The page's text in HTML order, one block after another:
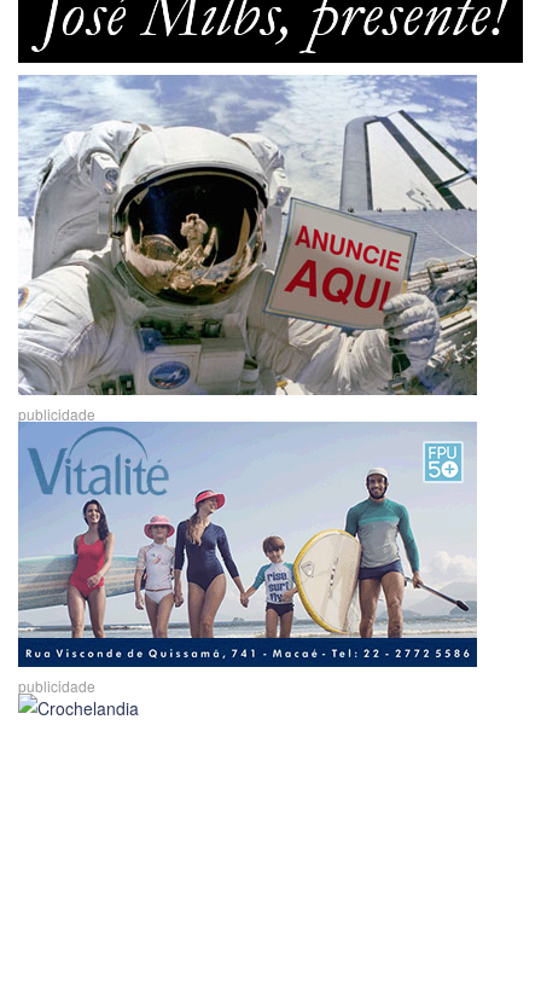
publicidade
publicidade